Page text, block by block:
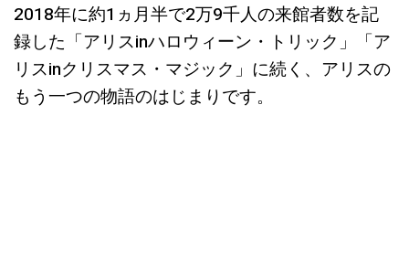
2018年に約1ヵ月半で2万9千人の来館者数を記
録した「アリスinハロウィーン・トリック」「ア
リスinクリスマス・マジック」に続く、アリスの
もう一つの物語のはじまりです。